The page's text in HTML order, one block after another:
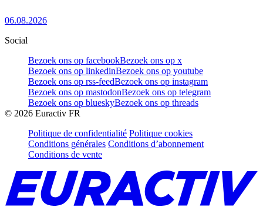
06.08.2026
Social
Bezoek ons op facebookBezoek ons op x
Bezoek ons op linkedinBezoek ons op youtube
Bezoek ons op rss-feedBezoek ons op instagram
Bezoek ons op mastodonBezoek ons op telegram
Bezoek ons op blueskyBezoek ons op threads
© 2026 Euractiv FR
Politique de confidentialité Politique cookies
Conditions générales Conditions d’abonnement
Conditions de vente